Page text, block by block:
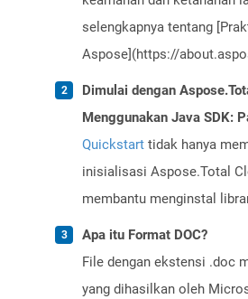
selengkapnya tentang
Aspose](https://
Dimulai dengan
Menggunakan Java SDK:
Quickstart tidak hanya
inisialisasi Aspose.Total
membantu menginstal
Apa itu Format DOC?
File dengan ekstensi .doc
yang dihasilkan oleh